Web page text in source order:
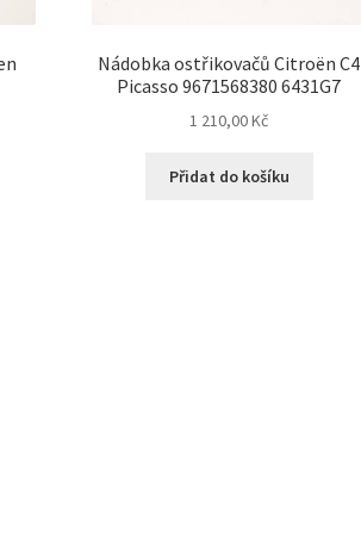
Nádobka ostřikovačů Citroën C4
Picasso 9671568380 6431G7
1 210,00Kč
Přidat do košíku